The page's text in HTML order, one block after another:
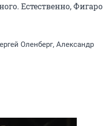
Естественно, Фигаро
Оленберг, Александр